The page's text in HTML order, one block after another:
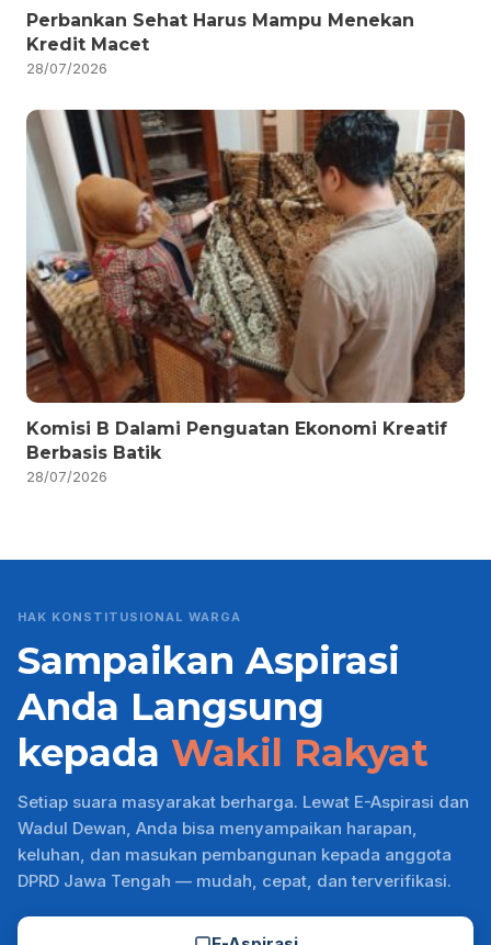
Perbankan Sehat Harus Mampu Menekan
Kredit Macet
28/07/2026
Komisi B Dalami Penguatan Ekonomi Kreatif
Berbasis Batik
28/07/2026
HAK KONSTITUSIONAL WARGA
Sampaikan Aspirasi
Anda Langsung
kepada Wakil Rakyat
Setiap suara masyarakat berharga. Lewat E-Aspirasi dan
Wadul Dewan, Anda bisa menyampaikan harapan,
keluhan, dan masukan pembangunan kepada anggota
DPRD Jawa Tengah — mudah, cepat, dan terverifikasi.